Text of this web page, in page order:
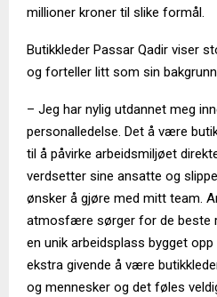
millioner kroner til slike formål.
Butikkleder Passar Qadir viser
og forteller litt som sin
– Jeg har nylig utdannet meg
personalledelse. Det å være
til å påvirke arbeidsmiljøet
verdsetter sine ansatte og
ønsker å gjøre med mitt team.
atmosfære sørger for de beste
en unik arbeidsplass bygget
ekstra givende å være
og mennesker og det føles